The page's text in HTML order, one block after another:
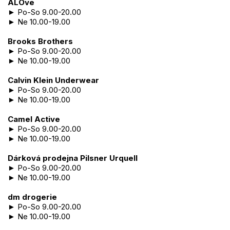
ALOve
► Po-So 9.00-20.00
► Ne 10.00-19.00
Brooks Brothers
► Po-So 9.00-20.00
► Ne 10.00-19.00
Calvin Klein Underwear
► Po-So 9.00-20.00
► Ne 10.00-19.00
Camel Active
► Po-So 9.00-20.00
► Ne 10.00-19.00
Dárková prodejna Pilsner Urquell
► Po-So 9.00-20.00
► Ne 10.00-19.00
dm drogerie
► Po-So 9.00-20.00
► Ne 10.00-19.00